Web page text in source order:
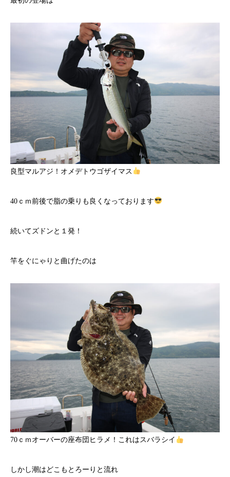
良型マルアジ！オメデトウゴザイマス
40ｃｍ前後で脂の乗りも良くなっております
続いてズドンと１発！
竿をぐにゃりと曲げたのは
70ｃｍオーバーの座布団ヒラメ！これはスバラシイ
しかし潮はどこもとろーりと流れ